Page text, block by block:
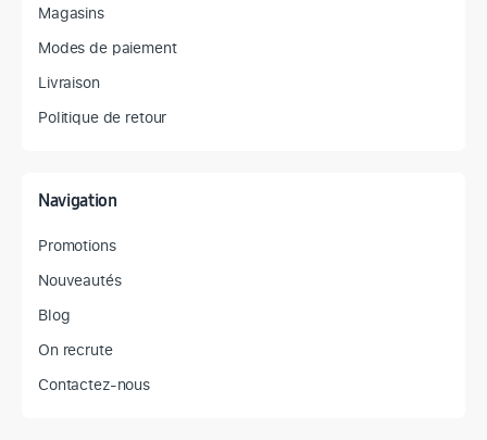
Magasins
Modes de paiement
Livraison
Politique de retour
Navigation
Promotions
Nouveautés
Blog
On recrute
Contactez-nous